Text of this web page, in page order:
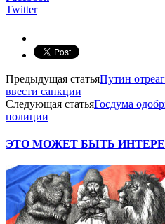
Twitter
Предыдущая статьяПутин
ввести санкции
Следующая статьяГосдума
полиции
ЭТО МОЖЕТ БЫТЬ